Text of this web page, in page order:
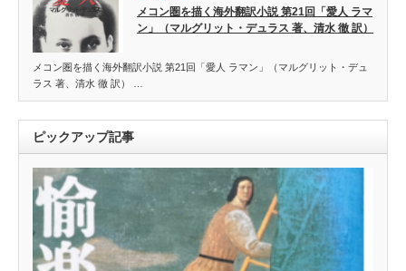
メコン圏を描く海外翻訳小説 第21回「愛人 ラマ
ン」（マルグリット・デュラス 著、清水 徹 訳）
メコン圏を描く海外翻訳小説 第21回「愛人 ラマン」（マルグリット・デュ
ラス 著、清水 徹 訳） …
ピックアップ記事